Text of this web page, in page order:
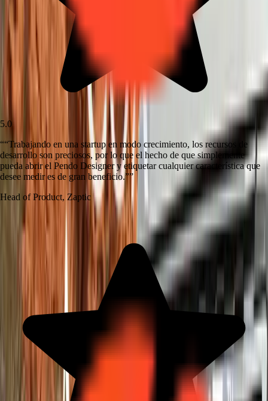
5.0
““Trabajando en una startup en modo crecimiento, los recursos de
desarrollo son preciosos, por lo que el hecho de que simplemente
pueda abrir el Pendo Designer y etiquetar cualquier característica que
desee medir es de gran beneficio.””
Head of Product, Zaptic